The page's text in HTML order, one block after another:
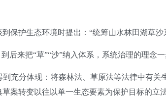
保护生态环境时提出：“统筹山水林田湖草沙
后来把“草”“沙”纳入体系，系统治理的理念一
充分体现：将森林法、草原法等法律中有关
转变以往以单一生态要素为保护目标的立